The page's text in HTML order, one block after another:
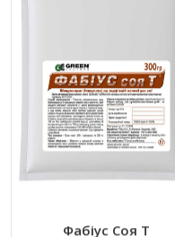
Фабіус Соя Т